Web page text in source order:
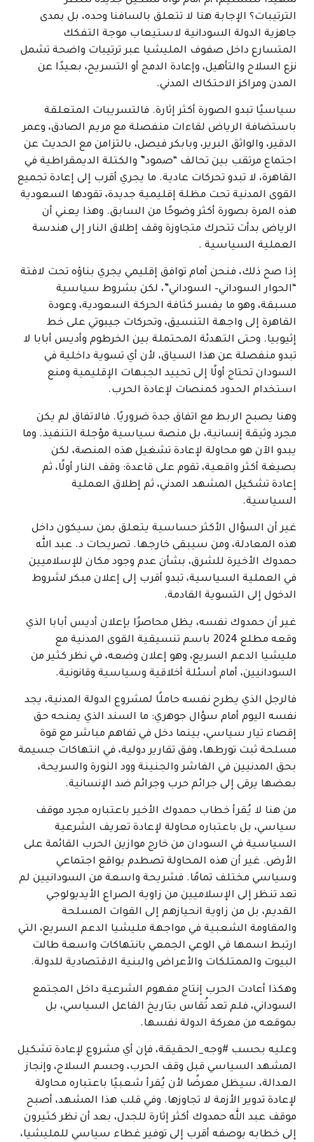
الترتيبات؟ الإجابة هنا لا تتعلق بالسافنا وحده، بل بمدى
جاهزية الدولة السودانية لاستيعاب موجة التفكك
المتسارع داخل صفوف المليشيا عبر ترتيبات واضحة تشمل
نزع السلاح والتأهيل، وإعادة الدمج أو التسريح، بعيدًا عن
المدن ومراكز الاحتكاك المدني.
سياسيًا تبدو الصورة أكثر إثارة. فالتسريبات المتعلقة
باستضافة الرياض لقاءات منفصلة مع مريم الصادق، وعمر
الدقير، والواثق البرير، وبابكر فيصل، بالتزامن مع الحديث عن
اجتماع مرتقب بين تحالف “صمود” والكتلة الديمقراطية في
القاهرة، لا تبدو تحركات عادية. ما يجري أقرب إلى إعادة تجميع
القوى المدنية تحت مظلة إقليمية جديدة، تقودها السعودية
هذه المرة بصورة أكثر وضوحًا من السابق. وهذا يعني أن
الرياض بدأت تتحرك متجاوزة وقف إطلاق النار إلى هندسة
العملية السياسية .
إذا صح ذلك، فنحن أمام توافق إقليمي يجري بناؤه تحت لافتة
“الحوار السوداني– السوداني”، لكن بشروط سياسية
مسبقة، وهو ما يفسر كثافة الحركة السعودية، وعودة
القاهرة إلى واجهة التنسيق، وتحركات جيبوتي على خط
إثيوبيا. وحتى التهدئة المحتملة بين الخرطوم وأديس أبابا لا
تبدو منفصلة عن هذا السياق، لأن أي تسوية داخلية في
السودان تحتاج أولًا إلى تحييد الجبهات الإقليمية ومنع
استخدام الحدود كمنصات لإعادة الحرب.
وهنا يصبح الربط مع اتفاق جدة ضروريًا. فالاتفاق لم يكن
مجرد وثيقة إنسانية، بل منصة سياسية مؤجلة التنفيذ. وما
يبدو الآن هو محاولة لإعادة تشغيل هذه المنصة، لكن
بصيغة أكثر واقعية، تقوم على قاعدة: وقف النار أولًا، ثم
إعادة تشكيل المشهد المدني، ثم إطلاق العملية
السياسية.
غير أن السؤال الأكثر حساسية يتعلق بمن سيكون داخل
هذه المعادلة، ومن سيبقى خارجها. تصريحات د. عبد الله
حمدوك الأخيرة للشرق، بشأن عدم وجود مكان للإسلاميين
في العملية السياسية، تبدو أقرب إلى إعلان مبكر لشروط
الدخول إلى التسوية القادمة.
غير أن حمدوك نفسه، يظل محاصرًا بإعلان أديس أبابا الذي
وقعه مطلع 2024 باسم تنسيقية القوى المدنية مع
مليشيا الدعم السريع، وهو إعلان وضعه، في نظر كثير من
السودانيين، أمام أسئلة أخلاقية وسياسية وقانونية.
فالرجل الذي يطرح نفسه حاملًا لمشروع الدولة المدنية، يجد
نفسه اليوم أمام سؤال جوهري: ما السند الذي يمنحه حق
إقصاء تيار سياسي، بينما دخل في تفاهم مباشر مع قوة
مسلحة ثبت تورطها، وفق تقارير دولية، في انتهاكات جسيمة
بحق المدنيين في الفاشر والجنينة وود النورة والسريحة،
بعضها يرقى إلى جرائم حرب وجرائم ضد الإنسانية.
من هنا لا يُقرأ خطاب حمدوك الأخير باعتباره مجرد موقف
سياسي، بل باعتباره محاولة لإعادة تعريف الشرعية
السياسية في السودان من خارج موازين الحرب القائمة على
الأرض. غير أن هذه المحاولة تصطدم بواقع اجتماعي
وسياسي مختلف تمامًا. فشريحة واسعة من السودانيين لم
تعد تنظر إلى الإسلاميين من زاوية الصراع الأيديولوجي
القديم، بل من زاوية انحيازهم إلى القوات المسلحة
والمقاومة الشعبية في مواجهة مليشيا الدعم السريع، التي
ارتبط اسمها في الوعي الجمعي بانتهاكات واسعة طالت
البيوت والممتلكات والأعراض والبنية الاقتصادية للدولة.
وهكذا أعادت الحرب إنتاج مفهوم الشرعية داخل المجتمع
السوداني، فلم تعد تُقاس بتاريخ الفاعل السياسي، بل
بموقعه من معركة الدولة نفسها.
وعليه بحسب #وجه_الحقيقة، فإن أي مشروع لإعادة تشكيل
المشهد السياسي قبل وقف الحرب، وحسم السلاح، وإنجاز
العدالة، سيظل معرضًا لأن يُقرأ شعبيًا باعتباره محاولة
لإعادة تدوير الأزمة لا تجاوزها. وفي قلب هذا المشهد، أصبح
موقف عبد الله حمدوك أكثر إثارة للجدل، بعد أن نظر كثيرون
إلى خطابه بوصفه أقرب إلى توفير غطاء سياسي للمليشيا،